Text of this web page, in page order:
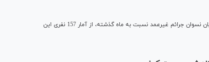
خبرگزاری میزان- مدیرعامل ستاددیه کشور با اشاره به افزایش 2 برابری زندانیان نسوان جرائم غیرعمد نسبت به ماه گذشته، از آمار 157 نفری این